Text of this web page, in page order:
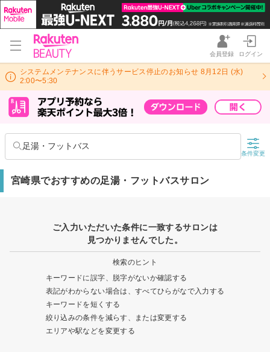
会員登録 ログイン
システムメンテナンスに伴うサービス停止のお知らせ 8月12日 (水)
2:00〜5:30
足湯・フットバス
条件変更
宮崎県でおすすめの足湯・フットバスサロン
ご入力いただいた条件に一致するサロンは
見つかりませんでした。
検索のヒント
キーワードに誤字、脱字がないか確認する
表記がわからない場合は、すべてひらがなで入力する
キーワードを短くする
絞り込みの条件を減らす、または変更する
エリアや駅などを変更する